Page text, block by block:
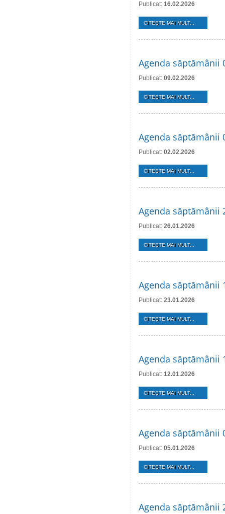
Publicat: 16.02.2026
CITEŞTE MAI MULT...
Agenda săptămânii
Publicat: 09.02.2026
CITEŞTE MAI MULT...
Agenda săptămânii
Publicat: 02.02.2026
CITEŞTE MAI MULT...
Agenda săptămânii
Publicat: 26.01.2026
CITEŞTE MAI MULT...
Agenda săptămânii
Publicat: 23.01.2026
CITEŞTE MAI MULT...
Agenda săptămânii
Publicat: 12.01.2026
CITEŞTE MAI MULT...
Agenda săptămânii
Publicat: 05.01.2026
CITEŞTE MAI MULT...
Agenda săptămânii